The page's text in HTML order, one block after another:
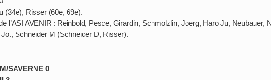
(34e), Risser (60e, 69e).
l’ASI AVENIR : Reinbold, Pesce, Girardin, Schmolzlin, Joerg, Haro Ju, Neubauer,
Schneider M (Schneider D, Risser).
SAVERNE 0